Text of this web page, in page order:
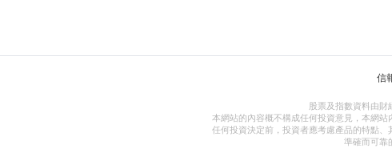
信
股票及指數資料由財
本網站的內容概不構成任何投資意見，本網
任何投資決定前，投資者應考慮產品的特點
準確而可靠